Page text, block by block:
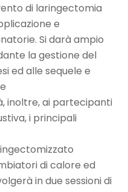
di laringectomia
e
Si darà ampio
la gestione del
ed alle sequele e
inoltre, ai partecipanti
i principali
di calore ed
in due sessioni di